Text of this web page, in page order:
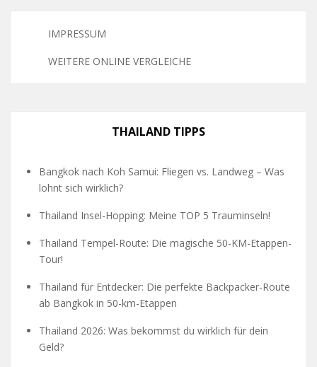
IMPRESSUM
WEITERE ONLINE VERGLEICHE
THAILAND TIPPS
Bangkok nach Koh Samui: Fliegen vs. Landweg – Was
lohnt sich wirklich?
Thailand Insel-Hopping: Meine TOP 5 Trauminseln!
Thailand Tempel-Route: Die magische 50-KM-Etappen-
Tour!
Thailand für Entdecker: Die perfekte Backpacker-Route
ab Bangkok in 50-km-Etappen
Thailand 2026: Was bekommst du wirklich für dein
Geld?